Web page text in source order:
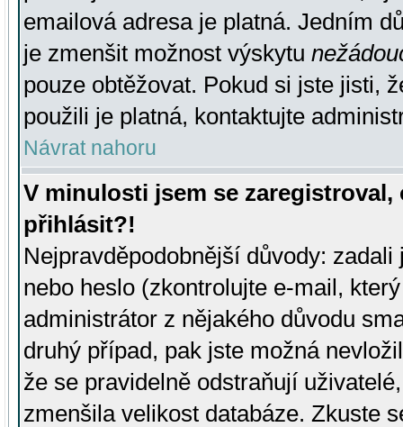
emailová adresa je platná. Jedním
je zmenšit možnost výskytu
pouze obtěžovat. Pokud si jste jisti,
použili je platná, kontaktujte
Návrat nahoru
V minulosti jsem se
přihlásit?!
Nejpravděpodobnější důvody:
nebo heslo (zkontrolujte e-mail,
administrátor z nějakého důvodu
druhý případ, pak jste možná
že se pravidelně odstraňují
zmenšila velikost databáze. Zkuste